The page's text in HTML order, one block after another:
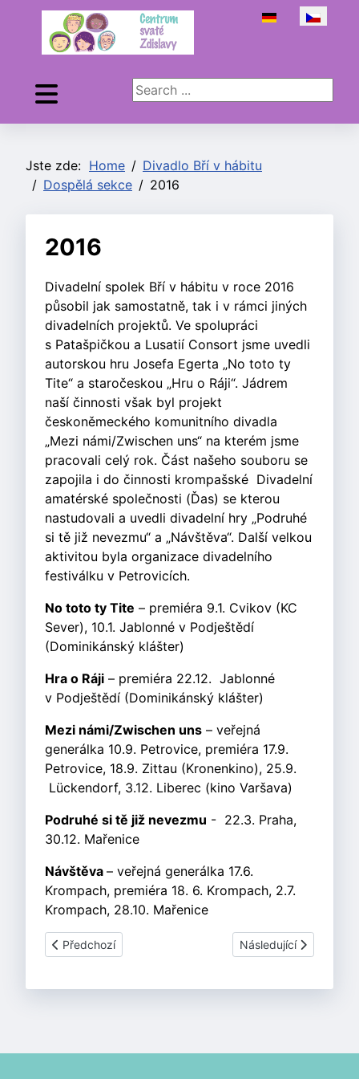
Zvolte jazyk
Search ...
Jste zde: Home
Divadlo Bří v hábitu
Dospělá sekce
2016
2016
Divadelní spolek Bří v hábitu v roce 2016
působil jak samostatně, tak i v rámci jiných
divadelních projektů. Ve spolupráci
s Patašpičkou a Lusatií Consort jsme uvedli
autorskou hru Josefa Egerta „No toto ty
Tite“ a staročeskou „Hru o Ráji“. Jádrem
naší činnosti však byl projekt
českoněmeckého komunitního divadla
„Mezi námi/Zwischen uns“ na kterém jsme
pracovali celý rok. Část našeho souboru se
zapojila i do činnosti krompašské Divadelní
amatérské společnosti (Ďas) se kterou
nastudovali a uvedli divadelní hry „Podruhé
si tě již nevezmu“ a „Návštěva“. Další velkou
aktivitou byla organizace divadelního
festiválku v Petrovicích.
No toto ty Tite – premiéra 9.1. Cvikov (KC
Sever), 10.1. Jablonné v Podještědí
(Dominikánský klášter)
Hra o Ráji – premiéra 22.12. Jablonné
v Podještědí (Dominikánský klášter)
Mezi námi/Zwischen uns – veřejná
generálka 10.9. Petrovice, premiéra 17.9.
Petrovice, 18.9. Zittau (Kronenkino), 25.9.
Lückendorf, 3.12. Liberec (kino Varšava)
Podruhé si tě již nevezmu - 22.3. Praha,
30.12. Mařenice
Návštěva – veřejná generálka 17.6.
Krompach, premiéra 18. 6. Krompach, 2.7.
Krompach, 28.10. Mařenice
Předchozí článek: 2017
Předchozí Další článek: 2015
Následující